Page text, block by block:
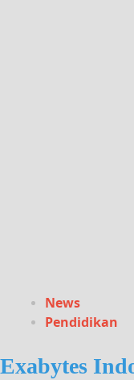
News
Pendidikan
Exabytes